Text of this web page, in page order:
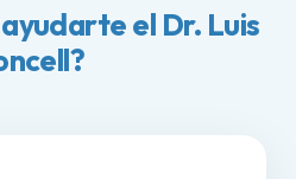
el Dr. Luis